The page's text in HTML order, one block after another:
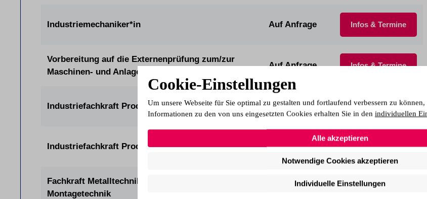
Industriemechaniker*in Auf Anfrage Infos & Termine
Vorbereitung auf die Externenprüfung zum/zur
Maschinen- und Anlagenführer*in
Auf Anfrage Infos & Termine
Industriefachkraft Produktion Mechatronik (IHK) 01.09.2026 Infos & Termine
Industriefachkraft Produktion Metall (IHK) 01.09.2026 Infos & Termine
Fachkraft Metalltechnik Fachrichtung
Montagetechnik
05.10.2026 Infos & Termine
Cookie-Einstellungen
Um unsere Webseite für Sie optimal zu gestalten und fortlaufend verbessern zu
Informationen zu den von uns eingesetzten Cookies erhalten Sie in den individuellen
Alle akzeptieren
Notwendige Cookies akzeptieren
Individuelle Einstellungen